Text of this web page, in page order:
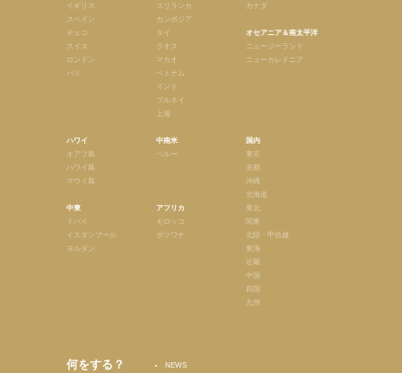
イギリス
スペイン
チェコ
スイス
ロンドン
パリ
ハワイ
オアフ島
ハワイ島
マウイ島
中東
ドバイ
イスタンブール
ヨルダン
スリランカ
カンボジア
タイ
ラオス
マカオ
ベトナム
インド
ブルネイ
上海
中南米
ペルー
アフリカ
モロッコ
ボツワナ
カナダ
オセアニア＆南太平洋
ニュージーランド
ニューカレドニア
国内
東京
京都
沖縄
北海道
東北
関東
北陸・甲信越
東海
近畿
中国
四国
九州
何をする？
NEWS